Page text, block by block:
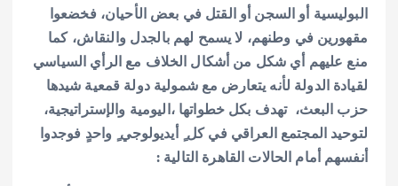
البوليسية أو السجن أو القتل في بعض الأحيان، فخضعوا
مقهورين في وطنهم، لا يسمح لهم بالجدل والنقاش، كما
منع عليهم أي شكل من أشكال الخلاف مع الرأي السياسي
لقيادة الدولة لأنه يتعارض مع شمولية دولة قمعية شيدها
حزب البعث، تهدف بكل خطواتها ،اليومية والإستراتيجية،
لتوحيد المجتمع العراقي في كل ٍ أيديولوجي ٍ واحدٍ فوجدوا
أنفسهم أمام الحالات القاهرة التالية :